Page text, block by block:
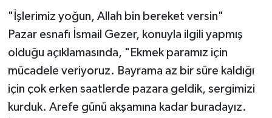
"İşlerimiz yoğun, Allah bin bereket versin"
Pazar esnafı İsmail Gezer, konuyla ilgili yapmış
olduğu açıklamasında, "Ekmek paramız için
mücadele veriyoruz. Bayrama az bir süre kaldığı
için çok erken saatlerde pazara geldik, sergimizi
kurduk. Arefe günü akşamına kadar buradayız.